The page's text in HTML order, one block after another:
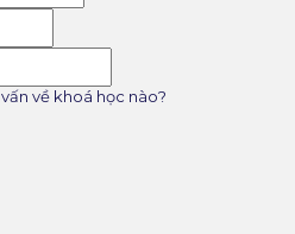
về khoá học nào?